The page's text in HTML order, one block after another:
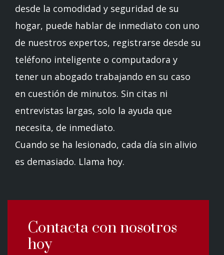
desde la comodidad y seguridad de su
hogar, puede hablar de inmediato con uno
de nuestros expertos, registrarse desde su
teléfono inteligente o computadora y
tener un abogado trabajando en su caso
en cuestión de minutos. Sin citas ni
entrevistas largas, solo la ayuda que
necesita, de inmediato.
Cuando se ha lesionado, cada día sin alivio
es demasiado. Llama hoy.
Contacta con nosotros
hoy